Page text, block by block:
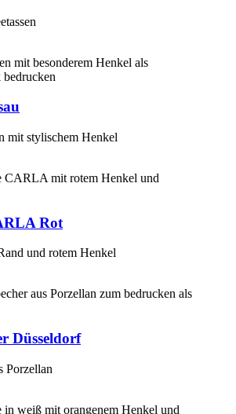
mit stylischem Henkel
Rot
und rotem Henkel
Düsseldorf
Porzellan